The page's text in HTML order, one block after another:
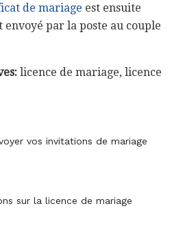
de mariage est ensuite
par la poste au couple
licence de mariage, licence
vos invitations de mariage
sur la licence de mariage